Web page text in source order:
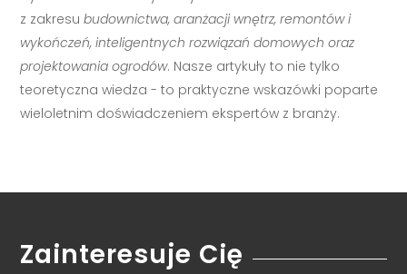
z zakresubudownictwa, aranżacji wnętrz, remontów i
wykończeń, inteligentnych rozwiązań domowych oraz
projektowania ogrodów. Nasze artykuły to nie tylko
teoretyczna wiedza - to praktyczne wskazówki poparte
wieloletnim doświadczeniem ekspertów z branży.
Zainteresuje Cię